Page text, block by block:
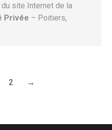
site Internet de la
Privée – Poitiers,
2 →